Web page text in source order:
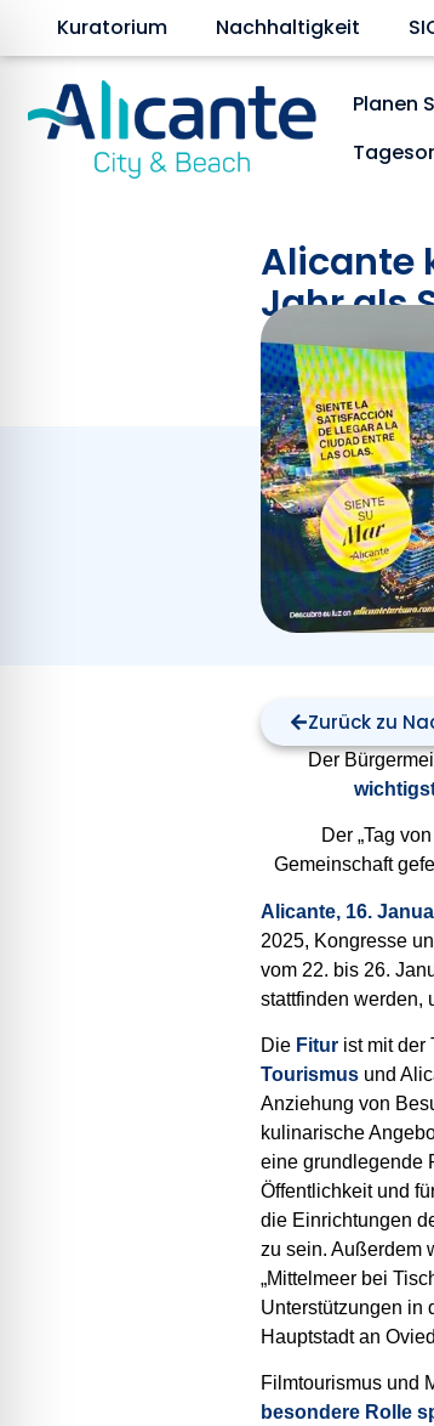
Kuratorium Nachhaltigkeit
Planen
Alicante
Jahr als
und
Januar 16, 2025
Zurück zu
Der
Der „Tag
Gemeinschaft
Alicante, 16.
2025, Kongresse
vom 22. bis 26.
stattfinden werden,
Die Fitur ist mit der
Tourismus und
Anziehung von
kulinarische
eine grundlegende
Öffentlichkeit und
die Einrichtungen
zu sein. Außerdem
„Mittelmeer bei
Unterstützungen in
Hauptstadt an
Filmtourismus und
besondere Rolle